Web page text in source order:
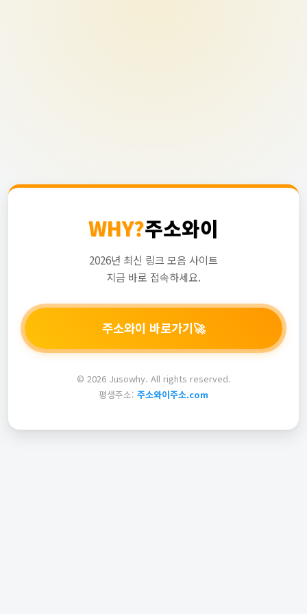
WHY?주소와이
2026년 최신 링크 모음 사이트
지금 바로 접속하세요.
주소와이 바로가기🚀
© 2026 Jusowhy. All rights reserved.
평생주소: 주소와이주소.com